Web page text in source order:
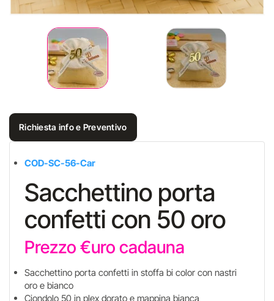
Richiesta info e Preventivo
COD-SC-56-Car
Sacchettino porta
confetti con 50 oro
Prezzo €uro cadauna
Sacchettino porta confetti in stoffa bi color con nastri
oro e bianco
Ciondolo 50 in plex dorato e mappina bianca